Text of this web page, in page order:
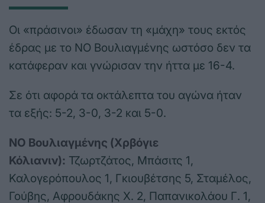
Οι «πράσινοι» έδωσαν τη «μάχη» τους εκτός
έδρας με το ΝΟ Βουλιαγμένης ωστόσο δεν τα
κατάφεραν και γνώρισαν την ήττα με 16-4.
Σε ότι αφορά τα οκτάλεπτα του αγώνα ήταν
τα εξής: 5-2, 3-0, 3-2 και 5-0.
ΝΟ Βουλιαγμένης (Χρβόγιε
Κόλιανιν): Τζωρτζάτος, Μπάσιτς 1,
Καλογερόπουλος 1, Γκιουβέτσης 5, Σταμέλος,
Γούβης, Αφρουδάκης Χ. 2, Παπανικολάου Γ. 1,